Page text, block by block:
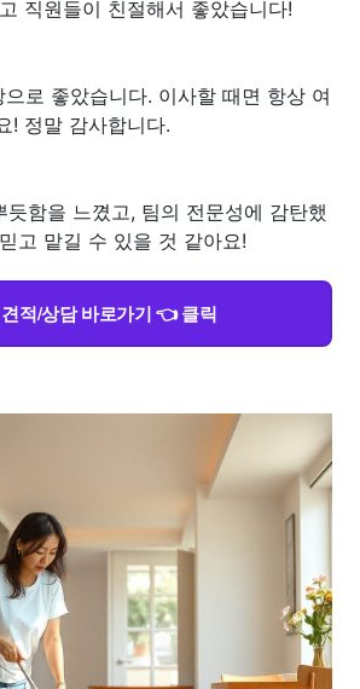
직원들이 친절해서 좋았습니다!
로 좋았습니다. 이사할 때면 항상 여
! 정말 감사합니다.
듯함을 느꼈고, 팀의 전문성에 감탄했
고 맡길 수 있을 것 같아요!
적/상담 바로가기 👈 클릭